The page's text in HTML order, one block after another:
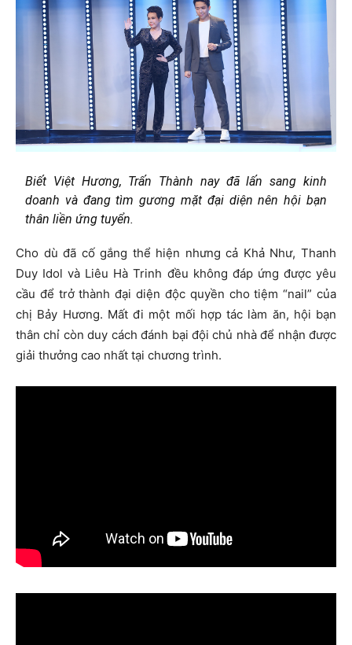
Biết Việt Hương, Trấn Thành nay đã lấn sang kinh
doanh và đang tìm gương mặt đại diện nên hội bạn
thân liền ứng tuyển.
Cho dù đã cố gắng thể hiện nhưng cả Khả Như, Thanh
Duy Idol và Liêu Hà Trinh đều không đáp ứng được yêu
cầu để trở thành đại diện độc quyền cho tiệm “nail” của
chị Bảy Hương. Mất đi một mối hợp tác làm ăn, hội bạn
thân chỉ còn duy cách đánh bại đội chủ nhà để nhận được
giải thưởng cao nhất tại chương trình.